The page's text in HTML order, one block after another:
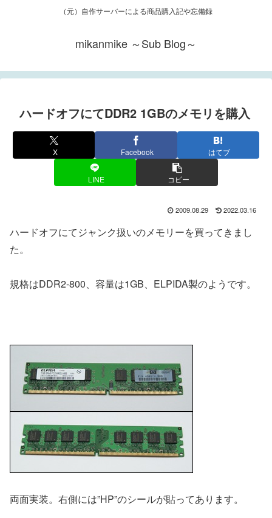
（元）自作サーバーによる商品購入記や忘備録
mikanmike ～Sub Blog～
ハードオフにてDDR2 1GBのメモリを購入
X Facebook はてブ
LINE コピー
2009.08.29 2022.03.16
ハードオフにてジャンク扱いのメモリーを買ってきまし
た。
規格はDDR2-800、容量は1GB、ELPIDA製のようです。
両面実装。右側には”HP”のシールが貼ってあります。